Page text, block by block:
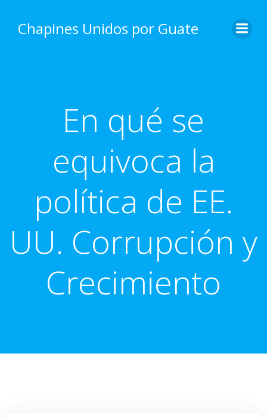
content
Chapines Unidos por Guate
En qué se
equivoca la
política de EE.
UU. Corrupción y
Crecimiento